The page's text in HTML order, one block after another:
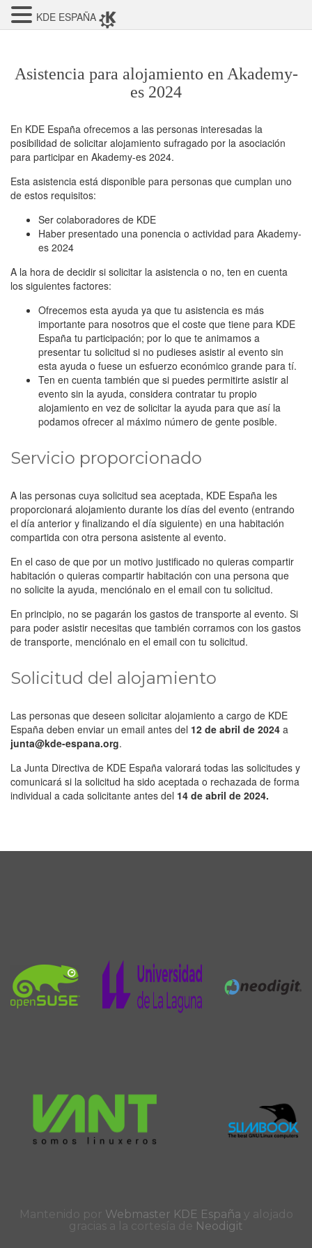
Asistencia para alojamiento en Akademy-
es 2024
En KDE España ofrecemos a las personas interesadas la
posibilidad de solicitar alojamiento sufragado por la asociación
para participar en Akademy-es 2024.
Esta asistencia está disponible para personas que cumplan uno
de estos requisitos:
Ser colaboradores de KDE
Haber presentado una ponencia o actividad para Akademy-
es 2024
A la hora de decidir si solicitar la asistencia o no, ten en cuenta
los siguientes factores:
Ofrecemos esta ayuda ya que tu asistencia es más
importante para nosotros que el coste que tiene para KDE
España tu participación; por lo que te animamos a
presentar tu solicitud si no pudieses asistir al evento sin
esta ayuda o fuese un esfuerzo económico grande para tí.
Ten en cuenta también que si puedes permitirte asistir al
evento sin la ayuda, considera contratar tu propio
alojamiento en vez de solicitar la ayuda para que así la
podamos ofrecer al máximo número de gente posible.
Servicio proporcionado
A las personas cuya solicitud sea aceptada, KDE España les
proporcionará alojamiento durante los días del evento (entrando
el día anterior y finalizando el día siguiente) en una habitación
compartida con otra persona asistente al evento.
En el caso de que por un motivo justificado no quieras compartir
habitación o quieras compartir habitación con una persona que
no solicite la ayuda, menciónalo en el email con tu solicitud.
En principio, no se pagarán los gastos de transporte al evento. Si
para poder asistir necesitas que también corramos con los gastos
de transporte, menciónalo en el email con tu solicitud.
Solicitud del alojamiento
Las personas que deseen solicitar alojamiento a cargo de KDE
España deben enviar un email antes del 12 de abril de 2024 a
junta@kde-espana.org.
La Junta Directiva de KDE España valorará todas las solicitudes y
comunicará si la solicitud ha sido aceptada o rechazada de forma
individual a cada solicitante antes del 14 de abril de 2024.
Mantenido por Webmaster KDE España y alojado
gracias a la cortesía de Neodigit
KDE ESPAÑA